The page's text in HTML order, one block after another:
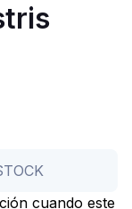
cuando este